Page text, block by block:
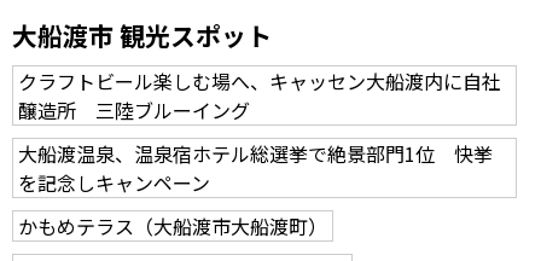
大船渡市 観光スポット
クラフトビール楽しむ場へ、キャッセン大船渡内に自社
醸造所 三陸ブルーイング
大船渡温泉、温泉宿ホテル総選挙で絶景部門1位 快挙
を記念しキャンペーン
かもめテラス（大船渡市大船渡町）